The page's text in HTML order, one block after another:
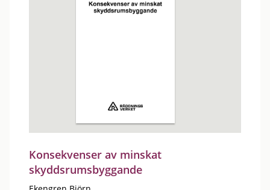
Konsekvenser av minskat
skyddsrumsbyggande